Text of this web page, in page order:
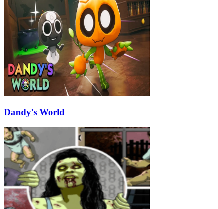
Dandy's World